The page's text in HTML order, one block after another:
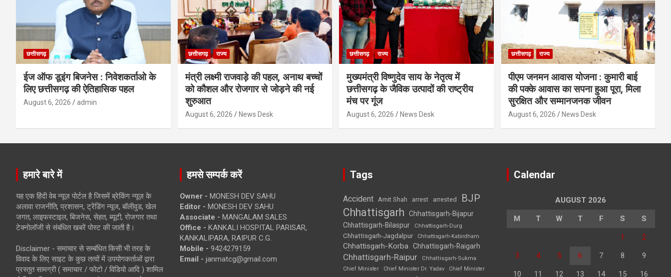
छत्तीसगढ़
ईज ऑफ डूइंग बिजनेस : निवेशकर्ताओ के
लिए छत्तीसगढ़ की ऐतिहासिक पहल
August 6, 2026 admin
छत्तीसगढ़ राज्य
मंत्री लक्ष्मी राजवाड़े की पहल, अनाथ बच्चों
को कौशल और रोजगार से जोड़ने की नई
शुरुआत
August 6, 2026 News Desk
छत्तीसगढ़ राज्य
मुख्यमंत्री विष्णुदेव साय के नेतृत्व में
छत्तीसगढ़ के जैविक उत्पादों की राष्ट्रीय
मंच पर गूंज
August 6, 2026 News Desk
छत्तीसगढ़ राज्य
पीएम जनमन आवास योजना : कुमारी बाई
की पक्के आवास का सपना हुआ पूरा, मिला
सुरक्षित और सम्मानजनक जीवन
August 6, 2026 News Desk
हमारे बारे में
यह एक हिंदी वेब न्यूज़ पोर्टल है जिसमें ब्रेकिंग न्यूज़ के
अलावा राजनीति, प्रशासन, ट्रेंडिंग न्यूज, बॉलीवुड, खेल
जगत, लाइफस्टाइल, बिजनेस, सेहत, ब्यूटी, रोजगार तथा
टेक्नोलॉजी से संबंधित खबरें पोस्ट की जाती है।
Disclaimer - समाचार से सम्बंधित किसी भी तरह के
विवाद के लिए साइट के कुछ तत्वों में उपयोगकर्ताओं द्वारा
प्रस्तुत सामग्री ( समाचार / फोटो / विडियो आदि ) शामिल
हमसे सम्पर्क करें
Owner - MONESH DEV SAHU
Editor - MONESH DEV SAHU
Associate - MANGALAM SALES
Office - KANKALI HOSPITAL PARISAR,
KANKALIPARA, RAIPUR C.G.
Mobile - 9424279159
Email - janmatcg@gmail.com
Tags
Accident Amit Shah arrest arrested BJP
Chhattisgarh
Chhattisgarh-Bijapur
Chhattisgarh-Bilaspur
Chhattisgarh-Durg
Chhattisgarh-Jagdalpur Chhattisgarh-Kabirdham
Chhattisgarh-Korba Chhattisgarh-Raigarh
Chhattisgarh-Raipur
Chhattisgarh-Sukma
Chief Minister
Chief Minister Dr. Yadav Chief Minister
Calendar
AUGUST 2026
M T W T F S S
1 2
3 4 5 6 7 8 9
10 11 12 13 14 15 16